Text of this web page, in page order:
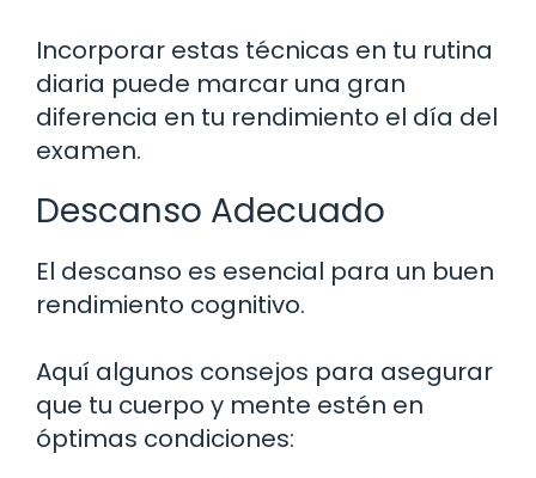
Incorporar estas técnicas en tu rutina
diaria puede marcar una gran
diferencia en tu rendimiento el día del
examen.
Descanso Adecuado
El descanso es esencial para un buen
rendimiento cognitivo.
Aquí algunos consejos para asegurar
que tu cuerpo y mente estén en
óptimas condiciones: